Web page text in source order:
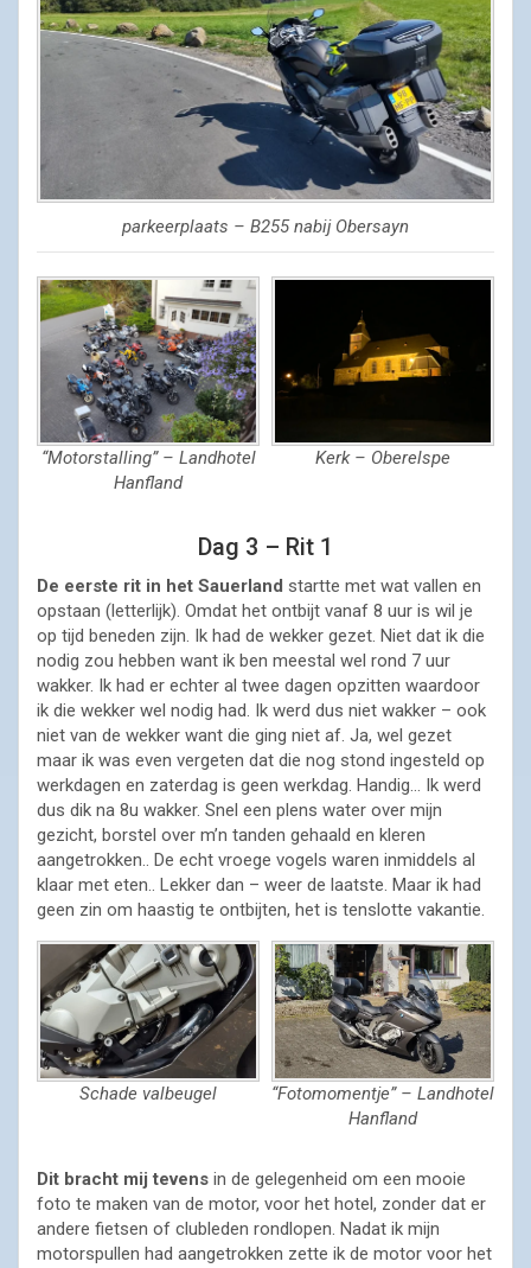
parkeerplaats – B255 nabij Obersayn
“Motorstalling” – Landhotel
Hanfland
Kerk – Oberelspe
Dag 3 – Rit 1
De eerste rit in het Sauerland startte met wat vallen en
opstaan (letterlijk). Omdat het ontbijt vanaf 8 uur is wil je
op tijd beneden zijn. Ik had de wekker gezet. Niet dat ik die
nodig zou hebben want ik ben meestal wel rond 7 uur
wakker. Ik had er echter al twee dagen opzitten waardoor
ik die wekker wel nodig had. Ik werd dus niet wakker – ook
niet van de wekker want die ging niet af. Ja, wel gezet
maar ik was even vergeten dat die nog stond ingesteld op
werkdagen en zaterdag is geen werkdag. Handig… Ik werd
dus dik na 8u wakker. Snel een plens water over mijn
gezicht, borstel over m’n tanden gehaald en kleren
aangetrokken.. De echt vroege vogels waren inmiddels al
klaar met eten.. Lekker dan – weer de laatste. Maar ik had
geen zin om haastig te ontbijten, het is tenslotte vakantie.
Schade valbeugel
“Fotomomentje” – Landhotel
Hanfland
Dit bracht mij tevens in de gelegenheid om een mooie
foto te maken van de motor, voor het hotel, zonder dat er
andere fietsen of clubleden rondlopen. Nadat ik mijn
motorspullen had aangetrokken zette ik de motor voor het